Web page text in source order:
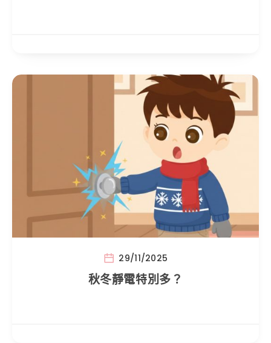
29/11/2025
秋冬靜電特別多？